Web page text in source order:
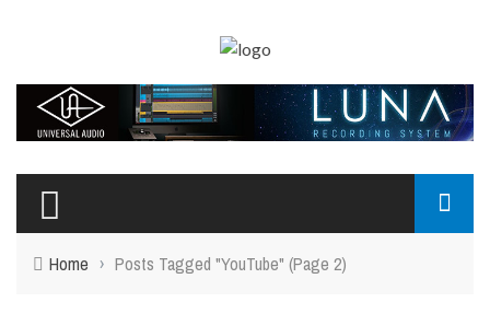
Home › Posts Tagged "YouTube" (Page 2)